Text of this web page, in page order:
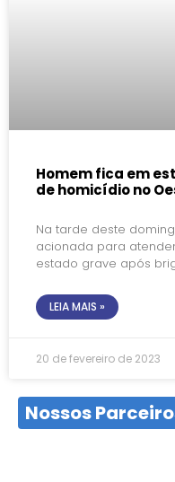
Homem fica em
de homicídio no
Na tarde deste
acionada para
estado grave após
LEIA MAIS »
20 de fevereiro de 2023
Nossos